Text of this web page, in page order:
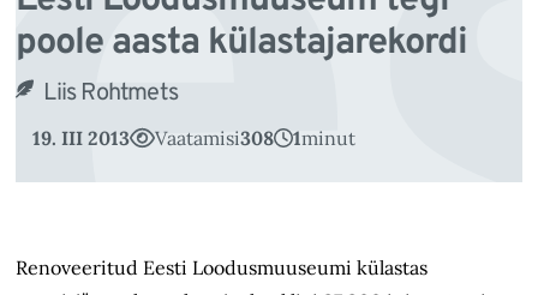
poole aasta külastajarekordi
Liis Rohtmets
19. III 2013 Vaatamisi308 1minut
Renoveeritud Eesti Loodusmuuseumi külastas